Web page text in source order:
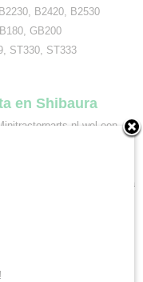
B2420, B2530
GB200
ST330, ST333
en Shibaura
wel een
u uw contactsleutel bent
dan kunt u bij ons terecht.
voor uw Kubota of Shibaura
Kubota en
wij u ook adviseren
uw minitrekker. Neem
Wanneer u een
uur, en deze is op